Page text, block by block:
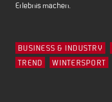
Erlebnis machen.
BUSINESS & INDUSTRY
TREND
WINTERSPORT